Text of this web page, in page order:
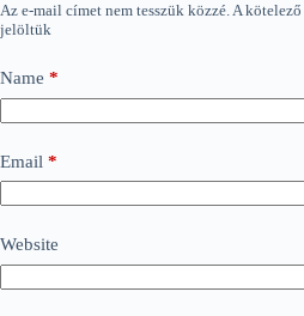
Az e-mail címet nem tesszük közzé.A
jelöltük
Name *
Email *
Website